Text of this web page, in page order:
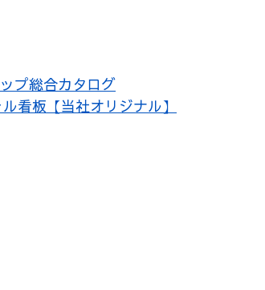
プ総合カタログ
ル看板【当社オリジナル】